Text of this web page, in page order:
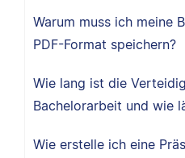
Warum muss ich meine
PDF-Format speichern?
Wie lang ist die
Bachelorarbeit und wie
Wie erstelle ich eine